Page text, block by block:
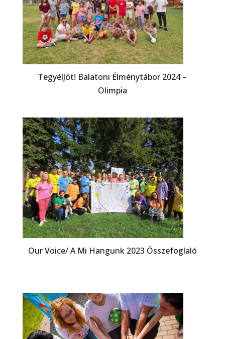
TegyélJót! Balatoni Élménytábor 2024 –
Olimpia
Our Voice/ A Mi Hangunk 2023 Összefoglaló